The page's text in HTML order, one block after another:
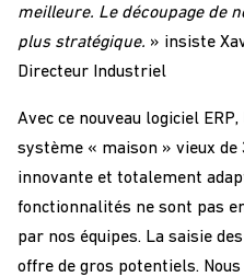
meilleure. Le découpage de
plus stratégique. » insiste
Directeur Industriel
Avec ce nouveau logiciel
système « maison » vieux de
innovante et totalement
fonctionnalités ne sont pas
par nos équipes. La saisie
offre de gros potentiels.